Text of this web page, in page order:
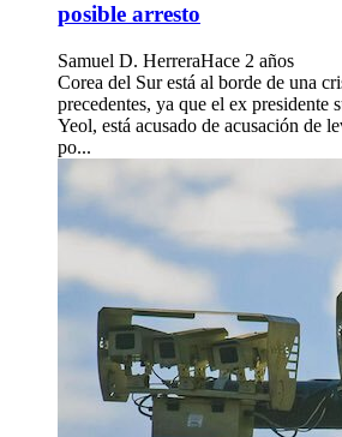
posible arresto
Samuel D. HerreraHace 2 años
Corea del Sur está al borde de una
precedentes, ya que el ex presidente
Yeol, está acusado de acusación de
po...